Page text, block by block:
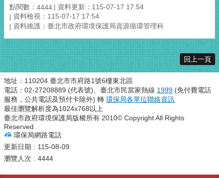
點閱數： 4444
資料更新：115-07-17 17:54
資料檢視：115-07-17 17:54
資料維護：臺北市政府環境保護局資源循環管理科
回上一頁
:::地址：110204 臺北市市府路1號6樓東北區
電話：02-27208889 (代表號)、臺北市民當家熱線 1999 (免付費電話
服務，公共電話及預付卡除外) 轉 環保局各單位聯絡資訊
最佳瀏覽解析度為1024x768以上
臺北市政府環境保護局版權所有 2010© Copyright All Rights
Reserved
環保局網路電話
更新日期
115-08-09
瀏覽人次
4444